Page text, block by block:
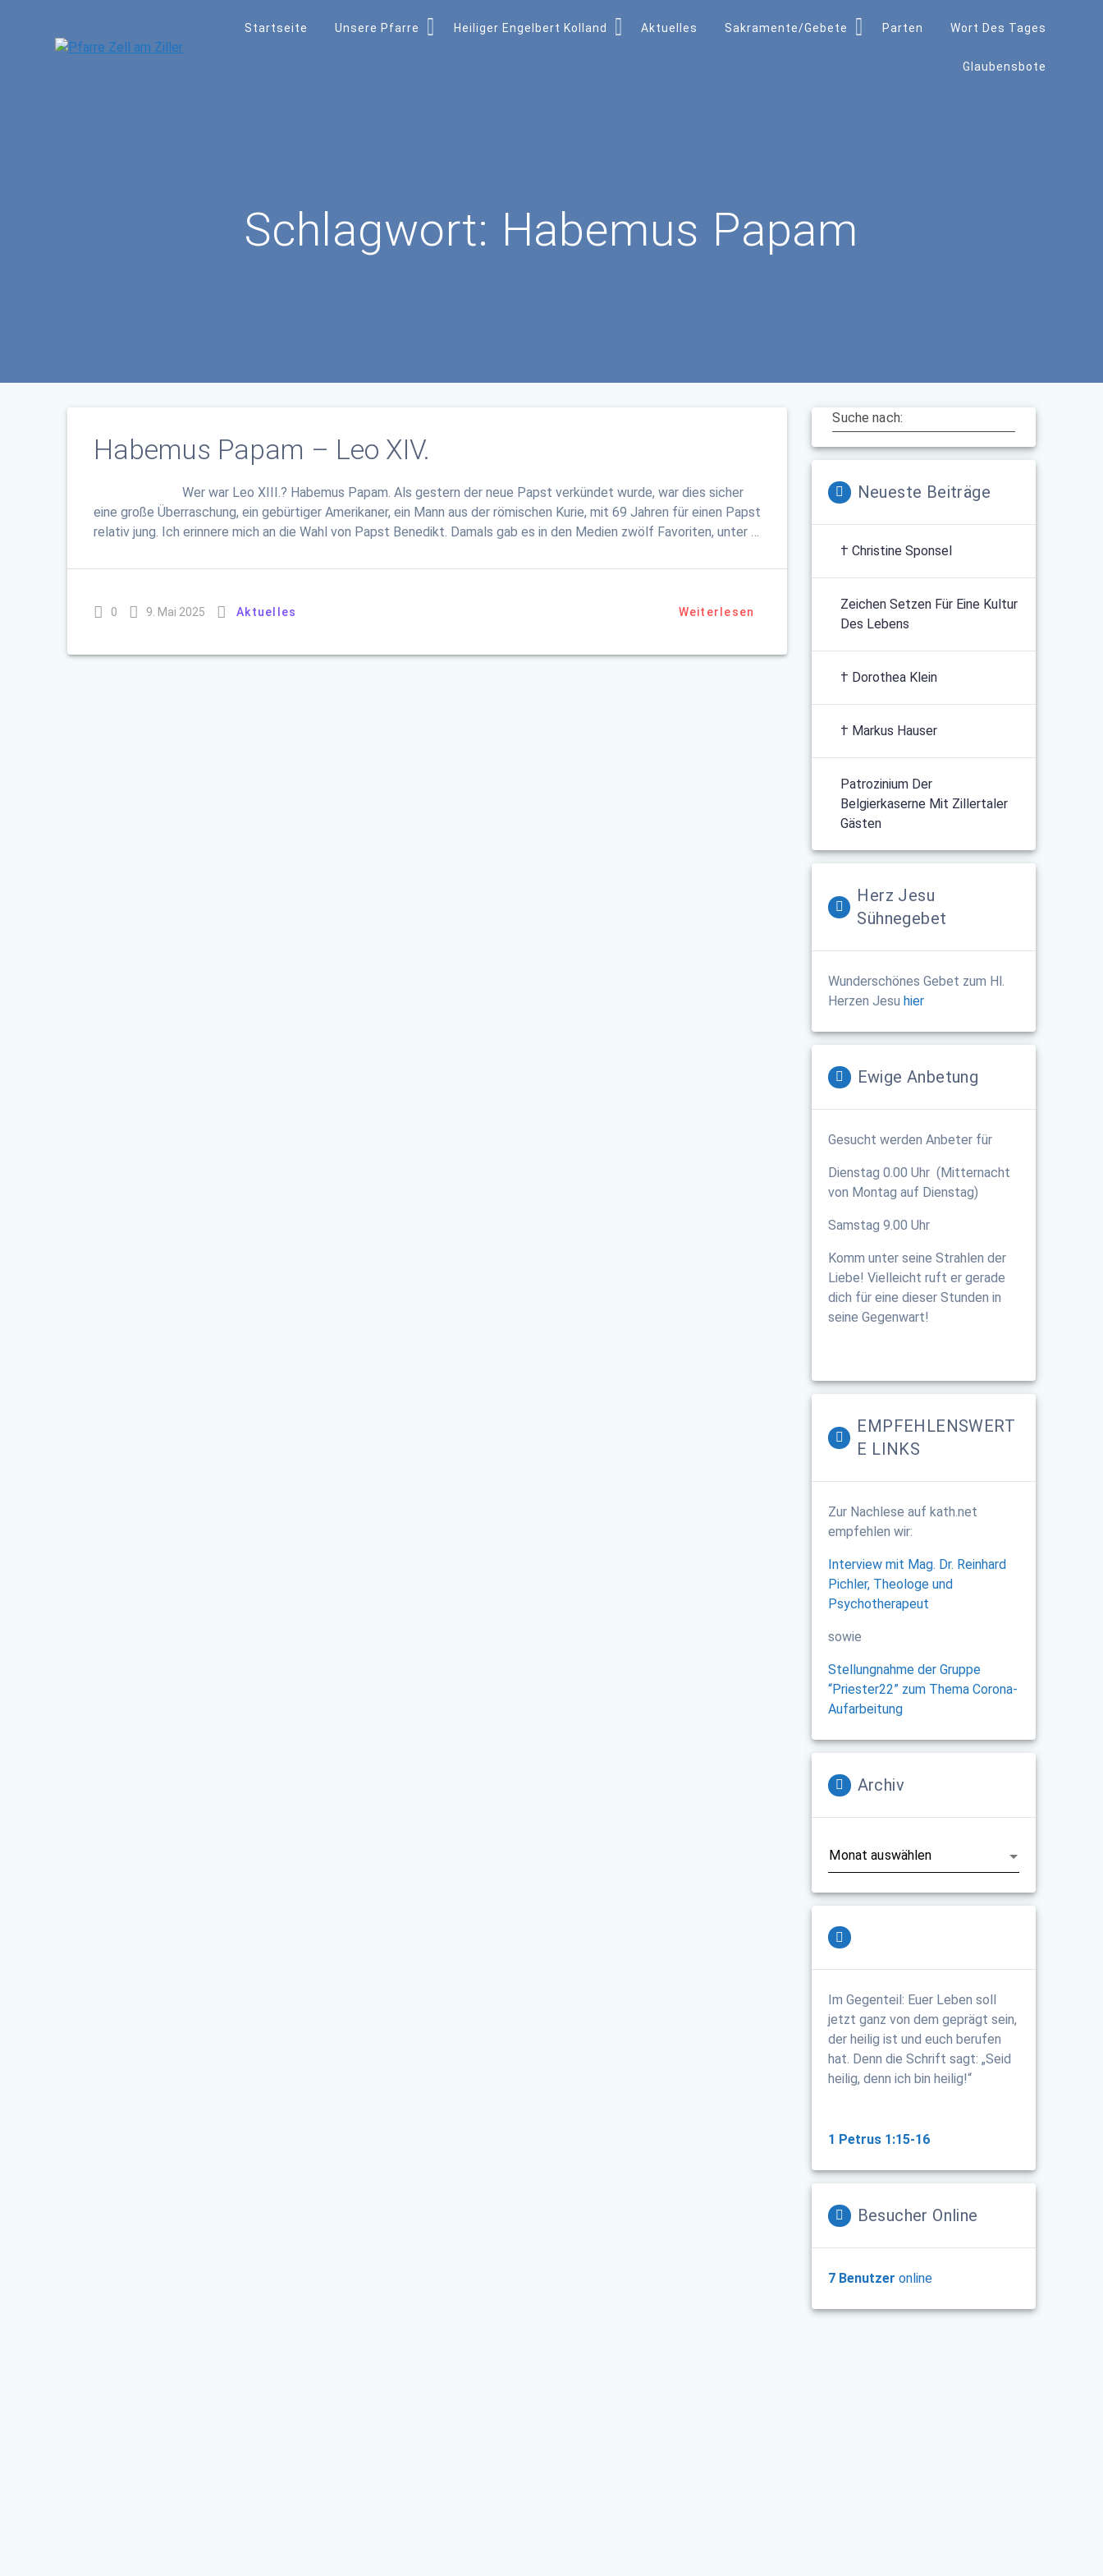
Startseite Unsere Pfarre Heiliger Engelbert Kolland Aktuelles Sakramente/Gebete Parten Wort Des Tages
Glaubensbote
Schlagwort: Habemus Papam
Habemus Papam – Leo XIV.
Wer war Leo XIII.? Habemus Papam. Als gestern der neue Papst verkündet wurde, war dies sicher
eine große Überraschung, ein gebürtiger Amerikaner, ein Mann aus der römischen Kurie, mit 69 Jahren für einen Papst
relativ jung. Ich erinnere mich an die Wahl von Papst Benedikt. Damals gab es in den Medien zwölf Favoriten, unter …
0 9. Mai 2025 Aktuelles Weiterlesen
Suche nach:
Neueste Beiträge
† Christine Sponsel
Zeichen Setzen Für Eine Kultur
Des Lebens
† Dorothea Klein
† Markus Hauser
Patrozinium Der
Belgierkaserne Mit Zillertaler
Gästen
Herz Jesu
Sühnegebet
Wunderschönes Gebet zum Hl.
Herzen Jesu hier
Ewige Anbetung
Gesucht werden Anbeter für
Dienstag 0.00 Uhr (Mitternacht
von Montag auf Dienstag)
Samstag 9.00 Uhr
Komm unter seine Strahlen der
Liebe! Vielleicht ruft er gerade
dich für eine dieser Stunden in
seine Gegenwart!
EMPFEHLENSWERT
E LINKS
Zur Nachlese auf kath.net
empfehlen wir:
Interview mit Mag. Dr. Reinhard
Pichler, Theologe und
Psychotherapeut
sowie
Stellungnahme der Gruppe
“Priester22” zum Thema Corona-
Aufarbeitung
Archiv
Im Gegenteil: Euer Leben soll
jetzt ganz von dem geprägt sein,
der heilig ist und euch berufen
hat. Denn die Schrift sagt: „Seid
heilig, denn ich bin heilig!“
1 Petrus 1:15-16
Besucher Online
7 Benutzer online